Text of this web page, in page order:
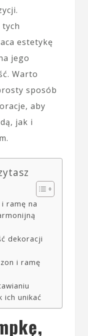
tych
estetykę
jego
Warto
sposób
aby
jak i
ramę na
dekoracji
i ramę
ich unikać